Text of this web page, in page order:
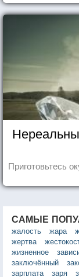
Приготовьтесь
САМЫЕ
жалость
жара
жертва
жизненное
заключённый
зарплата
заря